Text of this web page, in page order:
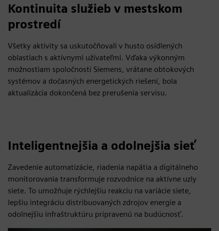
Kontinuita služieb v mestskom
prostredí
Všetky aktivity sa uskutočňovali v husto osídlených
oblastiach s aktívnymi užívateľmi. Vďaka výkonným
možnostiam spoločnosti Siemens, vrátane obtokových
systémov a dočasných energetických riešení, bola
aktualizácia dokončená bez prerušenia servisu.
Inteligentnejšia a odolnejšia sieť
Zavedenie automatizácie, riadenia napätia a digitálneho
monitorovania transformuje rozvodnice na aktívne uzly
siete. To umožňuje rýchlejšiu reakciu na variácie siete,
lepšiu integráciu distribuovaných zdrojov energie a
odolnejšiu infraštruktúru pripravenú na budúcnosť.